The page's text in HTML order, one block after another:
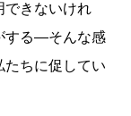
できないけれ
する―そんな感
たちに促してい